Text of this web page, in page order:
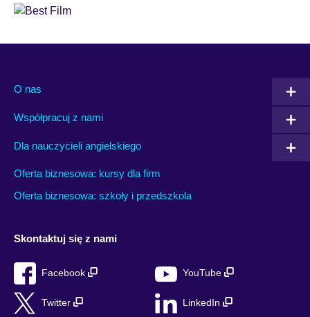
O nas
Współpracuj z nami
Dla nauczycieli angielskiego
Oferta biznesowa: kursy dla firm
Oferta biznesowa: szkoły i przedszkola
Skontaktuj się z nami
Facebook YouTube
Twitter LinkedIn